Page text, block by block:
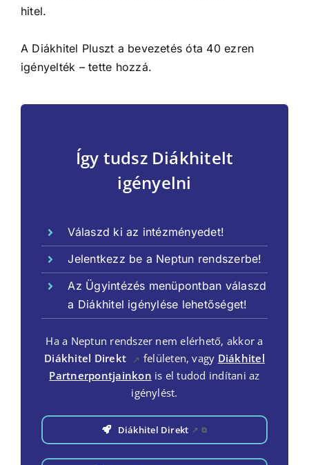
hitel.
A Diákhitel Pluszt a bevezetés óta 40 ezren
igényelték – tette hozzá.
Így tudsz Diákhitelt
igényelni
Válaszd ki az intézményedet!
Jelentkezz be a Neptun rendszerbe!
Az Ügyintézés menüpontban válaszd
a Diákhitel igénylése lehetőséget!
Ha a Neptun rendszer nem elérhető, akkor a
Diákhitel Direkt
↗ felületen, vagy Diákhitel
Partnerpontjainkon is el tudod indítani az
igénylést.
Diákhitel Direkt ↗ ⧉